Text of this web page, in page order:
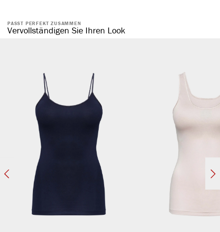
nachhaltige & natürliche Buchenholzfasern
hochwertiger, feiner Bundabschluss
optimale Passform
PASST PERFEKT ZUSAMMEN
Vervollständigen Sie Ihren Look